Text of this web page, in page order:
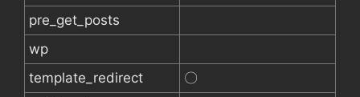
pre_get_posts
wp
template_redirect
〇